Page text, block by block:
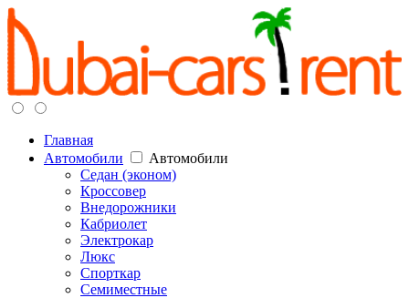
Главная
Автомобили
Автомобили
Седан (эконом)
Кроссовер
Внедорожники
Кабриолет
Электрокар
Люкс
Спорткар
Семиместные